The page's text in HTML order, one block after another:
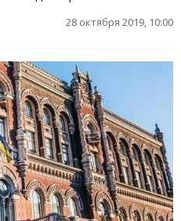
28 октября 2019, 10:00